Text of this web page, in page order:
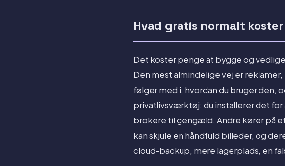
Hvad gratis normalt
Det koster penge at bygge og
Den mest almindelige vej er
følger med i, hvordan du bruger den,
privatlivsværktøj: du installerer det
brokere til gengæld. Andre kører på
kan skjule en håndfuld billeder, og
cloud-backup, mere lagerplads, en